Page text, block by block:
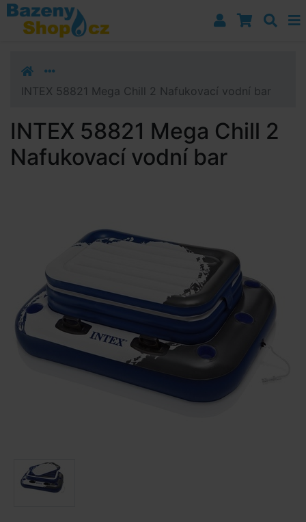
Přejít k navigaci
Přejít na obsah
Přejít k postrannímu sloupci
INTEX 58821 Mega Chill 2 Nafukovací vodní bar
INTEX 58821 Mega Chill 2
Nafukovací vodní bar